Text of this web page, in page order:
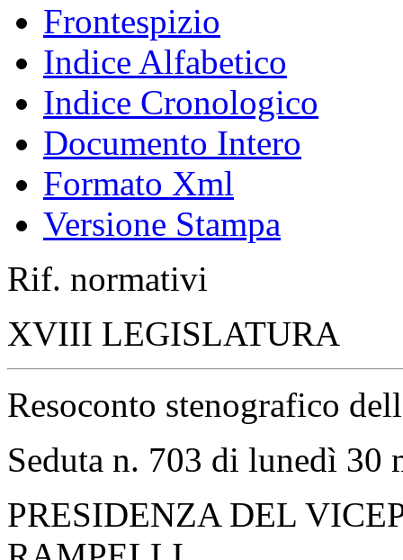
Frontespizio
Indice Alfabetico
Indice Cronologico
Documento Intero
Formato Xml
Versione Stampa
Rif. normativi
XVIII LEGISLATURA
Resoconto stenografico
Seduta n. 703 di lunedì 30
PRESIDENZA DEL